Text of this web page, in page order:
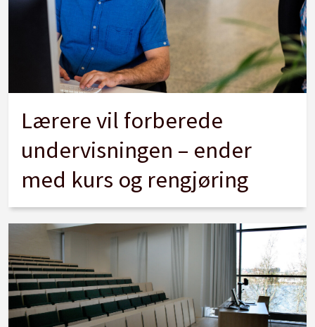
Lærere vil forberede
undervisningen – ender
med kurs og rengjøring